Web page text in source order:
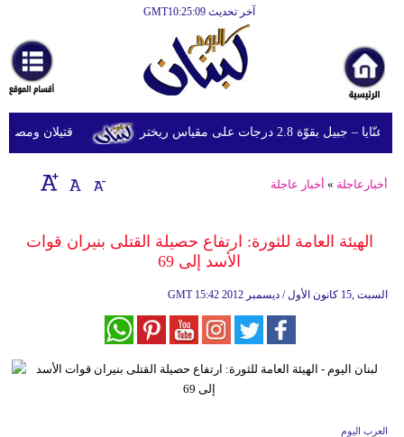
آخر تحديث GMT10:25:09
أخبارعاجلة
رياضة
ثقافة
إقتصاد
وموسيقى
قتيلان ومصابون جراء 14 غارة إسرائيلية على 2.8 درجات على مقياس ريختر
أخبارعاجلة » أخبار عاجلة
الهيئة العامة للثورة: ارتفاع حصيلة القتلى بنيران قوات
الأسد إلى 69
GMT 15:42 2012 السبت ,15 كانون الأول / ديسمبر
العرب اليوم